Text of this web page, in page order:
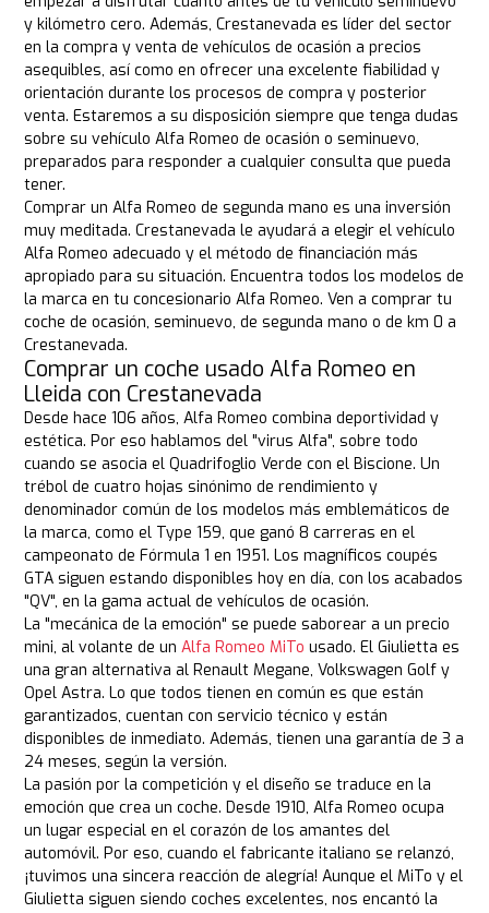
y kilómetro cero. Además, Crestanevada es líder del sector
en la compra y venta de vehículos de ocasión a precios
asequibles, así como en ofrecer una excelente fiabilidad y
orientación durante los procesos de compra y posterior
venta. Estaremos a su disposición siempre que tenga dudas
sobre su vehículo Alfa Romeo de ocasión o seminuevo,
preparados para responder a cualquier consulta que pueda
tener.
Comprar un Alfa Romeo de segunda mano es una inversión
muy meditada. Crestanevada le ayudará a elegir el vehículo
Alfa Romeo adecuado y el método de financiación más
apropiado para su situación. Encuentra todos los modelos de
la marca en tu concesionario Alfa Romeo. Ven a comprar tu
coche de ocasión, seminuevo, de segunda mano o de km 0 a
Crestanevada.
Comprar un coche usado Alfa Romeo en
Lleida con Crestanevada
Desde hace 106 años, Alfa Romeo combina deportividad y
estética. Por eso hablamos del "virus Alfa", sobre todo
cuando se asocia el Quadrifoglio Verde con el Biscione. Un
trébol de cuatro hojas sinónimo de rendimiento y
denominador común de los modelos más emblemáticos de
la marca, como el Type 159, que ganó 8 carreras en el
campeonato de Fórmula 1 en 1951. Los magníficos coupés
GTA siguen estando disponibles hoy en día, con los acabados
"QV", en la gama actual de vehículos de ocasión.
La "mecánica de la emoción" se puede saborear a un precio
mini, al volante de unAlfa Romeo MiTo usado. El Giulietta es
una gran alternativa al Renault Megane, Volkswagen Golf y
Opel Astra. Lo que todos tienen en común es que están
garantizados, cuentan con servicio técnico y están
disponibles de inmediato. Además, tienen una garantía de 3 a
24 meses, según la versión.
La pasión por la competición y el diseño se traduce en la
emoción que crea un coche. Desde 1910, Alfa Romeo ocupa
un lugar especial en el corazón de los amantes del
automóvil. Por eso, cuando el fabricante italiano se relanzó,
¡tuvimos una sincera reacción de alegría! Aunque el MiTo y el
Giulietta siguen siendo coches excelentes, nos encantó la